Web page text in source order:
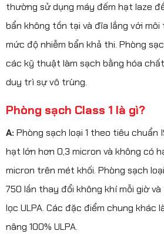
thường sử dụng máy đếm hạt laze
bẩn không tồn tại và đĩa lắng với
mức độ nhiễm bẩn khả thi. Phòng
các kỹ thuật làm sạch bằng hóa
duy trì sự vô trùng.
Phòng sạch Class 1 là gì?
A: Phòng sạch loại 1 theo tiêu chuẩn
hạt lớn hơn 0,3 micron và không có
micron trên mét khối. Phòng sạch
750 lần thay đổi không khí mỗi giờ
lọc ULPA. Các đặc điểm chung khác
nâng 100% ULPA.